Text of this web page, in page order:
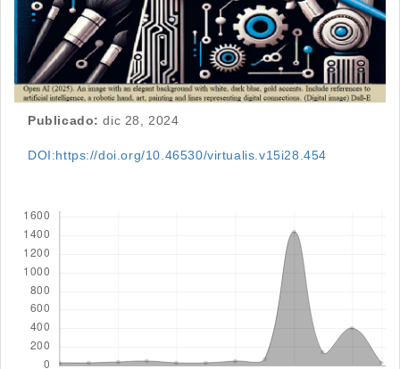
Publicado: dic 28, 2024
DOI:https://doi.org/10.46530/virtualis.v15i28.454